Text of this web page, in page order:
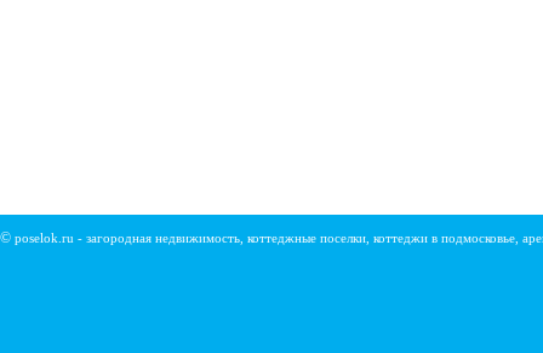
© poselok.ru - загородная недвижимость, коттеджные поселки, коттеджи в подмосковье,